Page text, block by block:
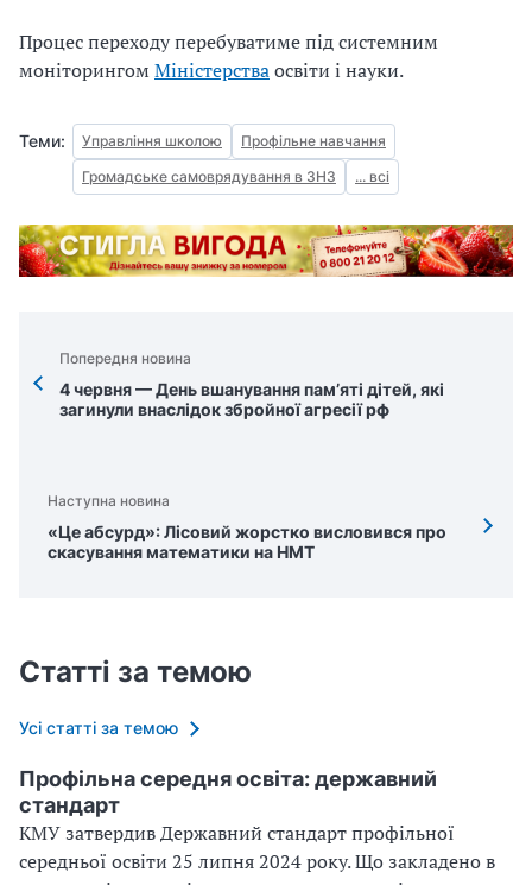
Процес переходу перебуватиме під системним
моніторингом Міністерстваосвіти і науки.
Теми: Управління школою
Профільне навчання
Громадське самоврядування в ЗНЗ
... всі
Попередня новина
4 червня — День вшанування пам’яті дітей, які
загинули внаслідок збройної агресії рф
Наступна новина
«Це абсурд»: Лісовий жорстко висловився про
скасування математики на НМТ
Статті за темою
Усі статті за темою
Профільна середня освіта: державний
стандарт
КМУ затвердив Державний стандарт профільної
середньої освіти 25 липня 2024 року. Що закладено в